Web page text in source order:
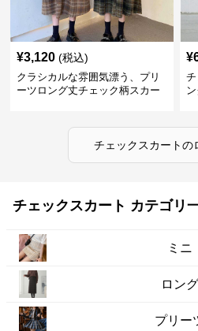
¥3,120 (税込)
クラシカルな雰囲気漂う、プリ
ーツロング丈チェック柄スカー
¥
チェックスカートの
チェックスカート カテゴリ
ミニ
ロング
プリー